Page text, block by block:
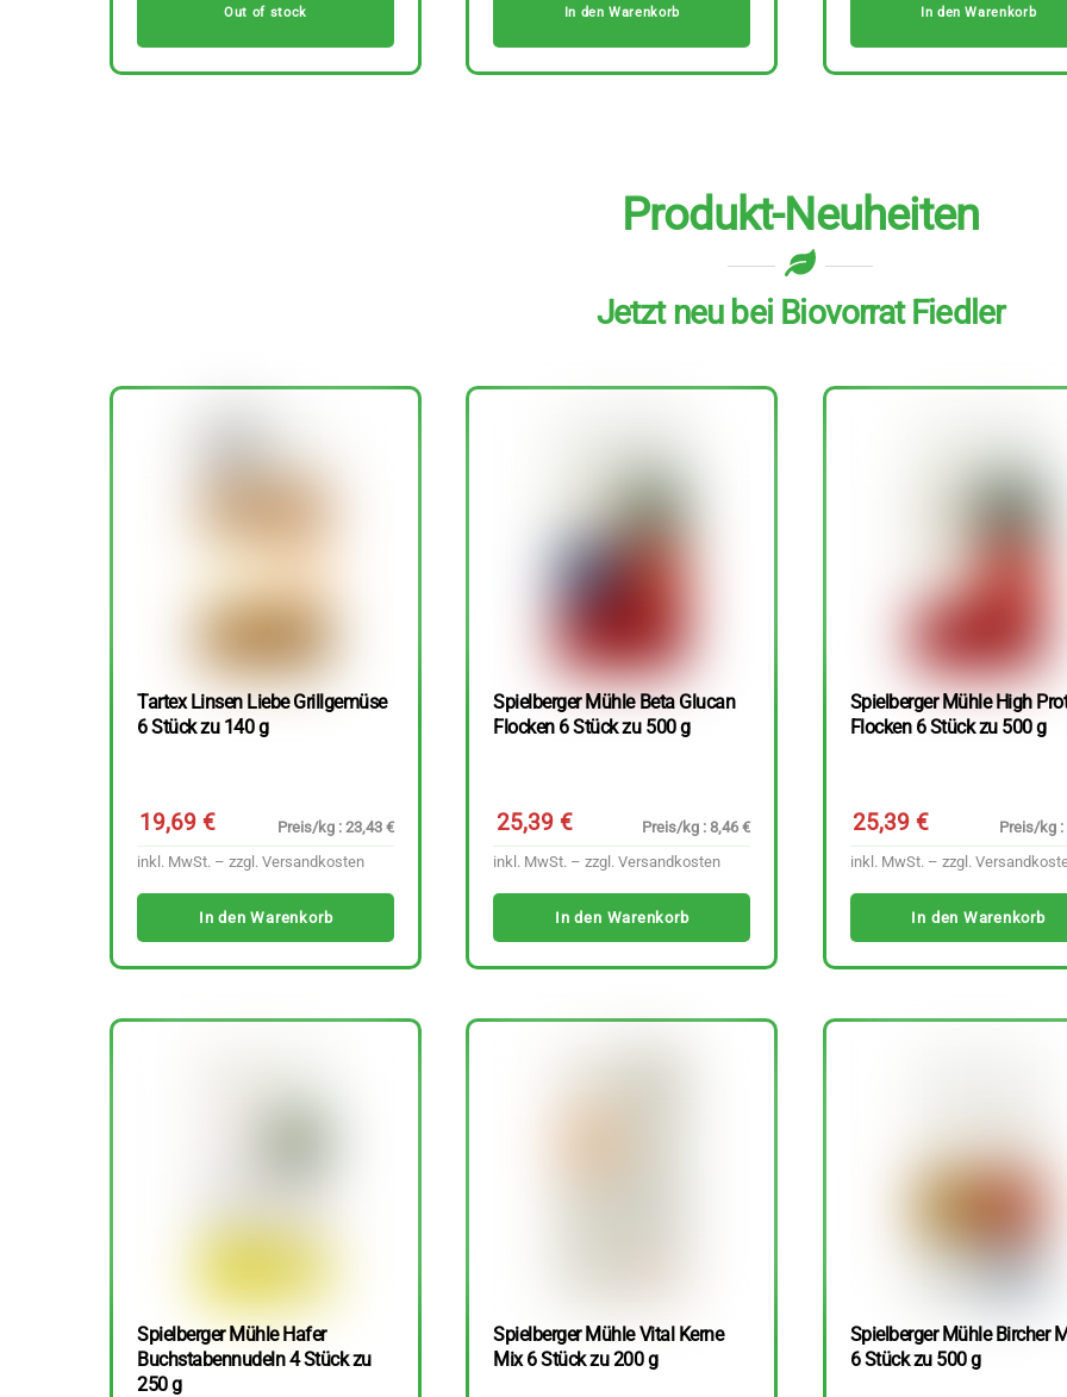
Out of stock In den Warenkorb In den Warenkorb
Produkt-Neuheiten
Jetzt neu bei Biovorrat Fiedler
Tartex Linsen Liebe Grillgemüse
6 Stück zu 140 g
19,69€
Preis/kg : 23,43 €
inkl. MwSt. – zzgl. Versandkosten
In den Warenkorb
Spielberger Mühle Beta Glucan
Flocken 6 Stück zu 500 g
25,39 €
Preis/kg : 8,46 €
inkl. MwSt. – zzgl.Versandkosten
In den Warenkorb
Spielberger Mühle High
Flocken 6 Stück zu 500 g
25,39 €
Preis/kg :
inkl. MwSt. – zzgl.
In den Warenkorb
Spielberger Mühle Hafer
Buchstabennudeln 4 Stück zu
250 g
Spielberger Mühle Vital Kerne
Mix 6 Stück zu 200 g
Spielberger Mühle Bircher
6 Stück zu 500 g